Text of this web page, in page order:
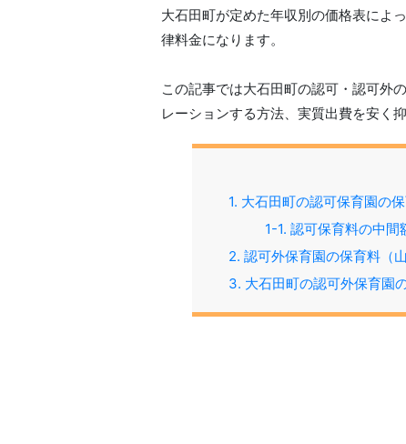
大石田町が定めた年収別の価格表によ
律料金になります。
この記事では大石田町の認可・認可外
レーションする方法、実質出費を安く
1. 大石田町の認可保育園の
1-1. 認可保育料の中間
2. 認可外保育園の保育料（
3. 大石田町の認可外保育園